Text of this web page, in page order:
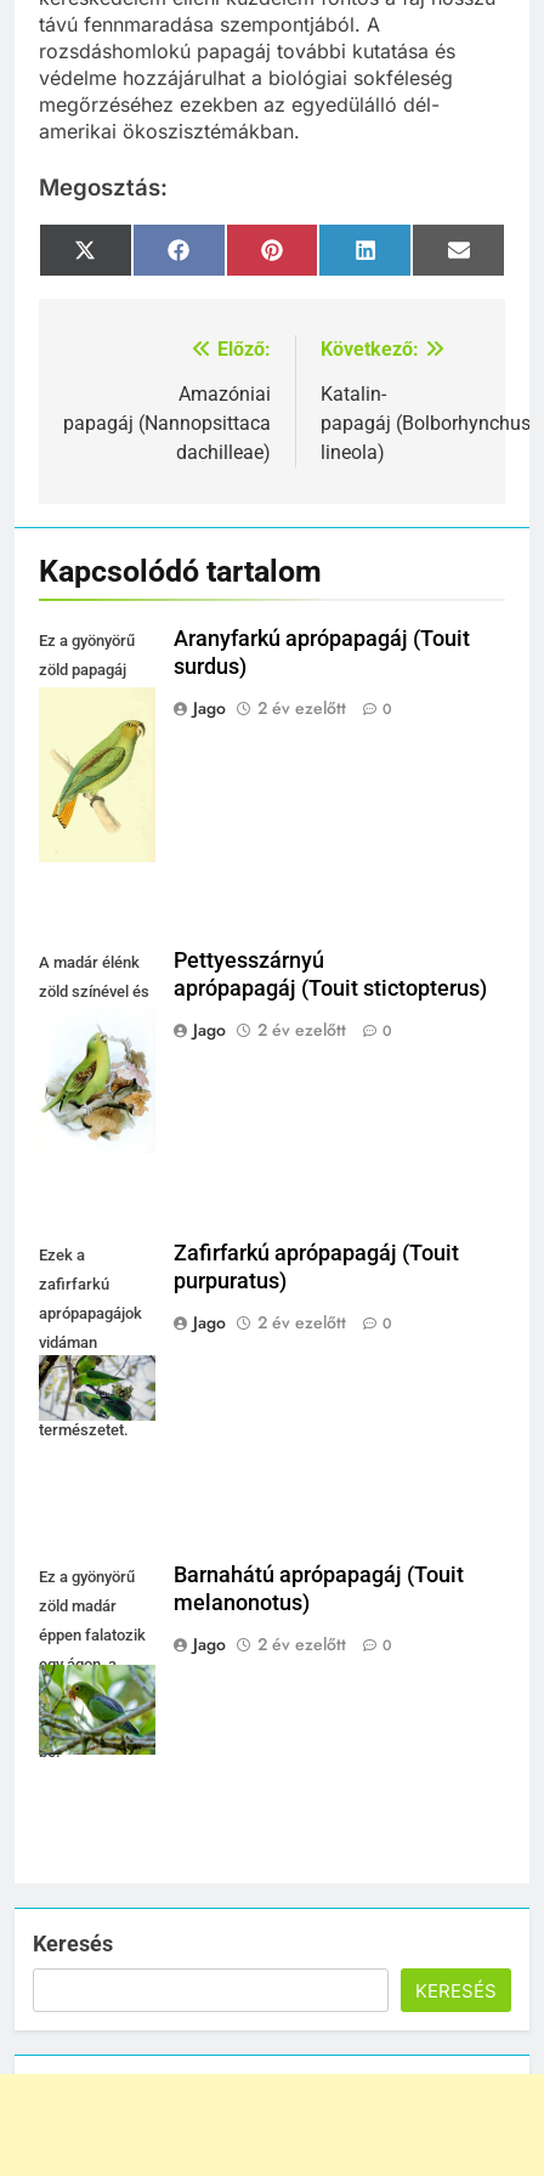
távú fennmaradása szempontjából. A
rozsdáshomlokú papagáj további kutatása és
védelme hozzájárulhat a biológiai sokféleség
megőrzéséhez ezekben az egyedülálló dél-
amerikai ökoszisztémákban.
Megosztás:
Share
on
X
(Twitter)
Share
on
FacebookShare
on
Pinterest Share
on
LinkedIn
Share
on
Email
Bejegyzés
navigáció
Előző:
Amazóniai
papagáj (Nannopsittaca
dachilleae)
Következő:
Katalin-
papagáj (Bolborhynchus
lineola)
Kapcsolódó tartalom
Ez a gyönyörű
zöld papagáj
és részletes
tollazatával
vonzza a
figyelmet.
Aranyfarkú aprópapagáj (Touit
surdus)
Jago
2 év ezelőtt 0
A madár élénk
zöld színével és
ágat tartó
csőrével a
természet
szépségét idézi.
Pettyesszárnyú
aprópapagáj (Touit stictopterus)
Jago
2 év ezelőtt 0
Ezek a
zafirfarkú
aprópapagájok
vidáman
keresgélnek az
ágon, élvezve a
természetet.
Zafirfarkú aprópapagáj (Touit
purpuratus)
Jago
2 év ezelőtt 0
Ez a gyönyörű
zöld madár
éppen falatozik
egy ágon, a
természet
csodáit mutatva
be.
Barnahátú aprópapagáj (Touit
melanonotus)
Jago
2 év ezelőtt 0
Keresés
KERESÉS